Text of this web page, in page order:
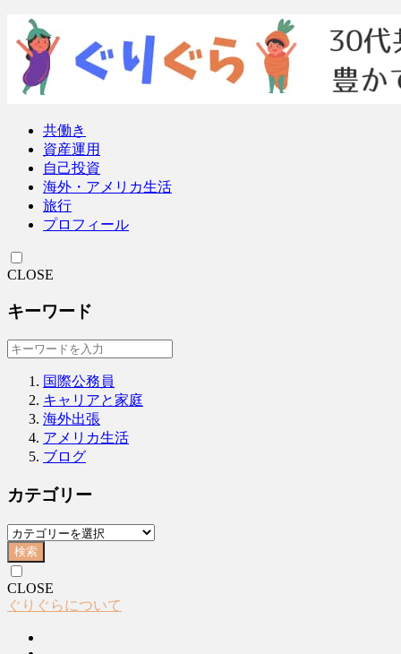
共働き
資産運用
自己投資
海外・アメリカ生活
旅行
プロフィール
CLOSE
キーワード
国際公務員
キャリアと家庭
海外出張
アメリカ生活
ブログ
カテゴリー
検索
CLOSE
ぐりぐらについて